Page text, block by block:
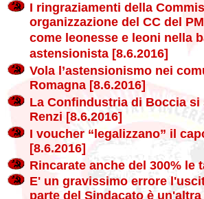
I ringraziamenti della
organizzazione del CC del
come leonesse e leoni nella
astensionista [8.6.2016]
Vola l’astensionismo nei
Romagna [8.6.2016]
La Confindustria di Boccia si
Renzi [8.6.2016]
I voucher “legalizzano” il
[8.6.2016]
Rincarate anche del 300% le
E' un gravissimo errore